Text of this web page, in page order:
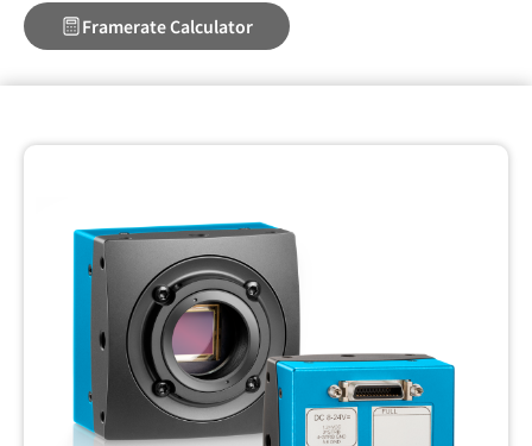
Framerate Calculator